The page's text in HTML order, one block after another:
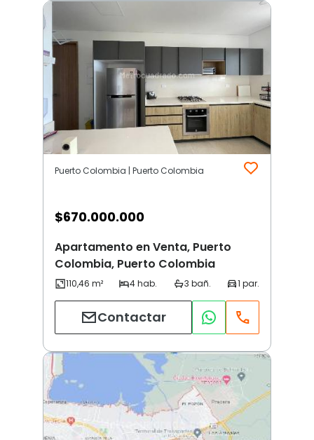
Puerto Colombia | Puerto Colombia
$670.000.000
Apartamento en Venta, Puerto
Colombia, Puerto Colombia
Contactar